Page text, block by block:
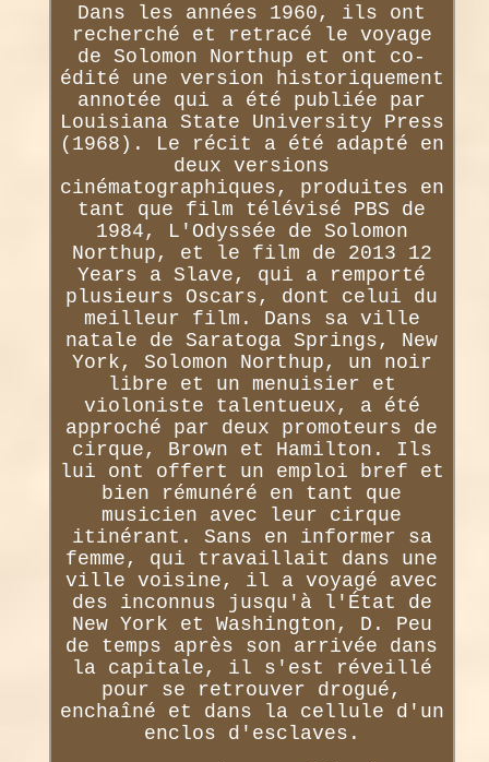
Dans les années 1960, ils ont
recherché et retracé le voyage
de Solomon Northup et ont co-
édité une version historiquement
annotée qui a été publiée par
Louisiana State University Press
(1968). Le récit a été adapté en
deux versions
cinématographiques, produites en
tant que film télévisé PBS de
1984, L'Odyssée de Solomon
Northup, et le film de 2013 12
Years a Slave, qui a remporté
plusieurs Oscars, dont celui du
meilleur film. Dans sa ville
natale de Saratoga Springs, New
York, Solomon Northup, un noir
libre et un menuisier et
violoniste talentueux, a été
approché par deux promoteurs de
cirque, Brown et Hamilton. Ils
lui ont offert un emploi bref et
bien rémunéré en tant que
musicien avec leur cirque
itinérant. Sans en informer sa
femme, qui travaillait dans une
ville voisine, il a voyagé avec
des inconnus jusqu'à l'État de
New York et Washington, D. Peu
de temps après son arrivée dans
la capitale, il s'est réveillé
pour se retrouver drogué,
enchaîné et dans la cellule d'un
enclos d'esclaves.